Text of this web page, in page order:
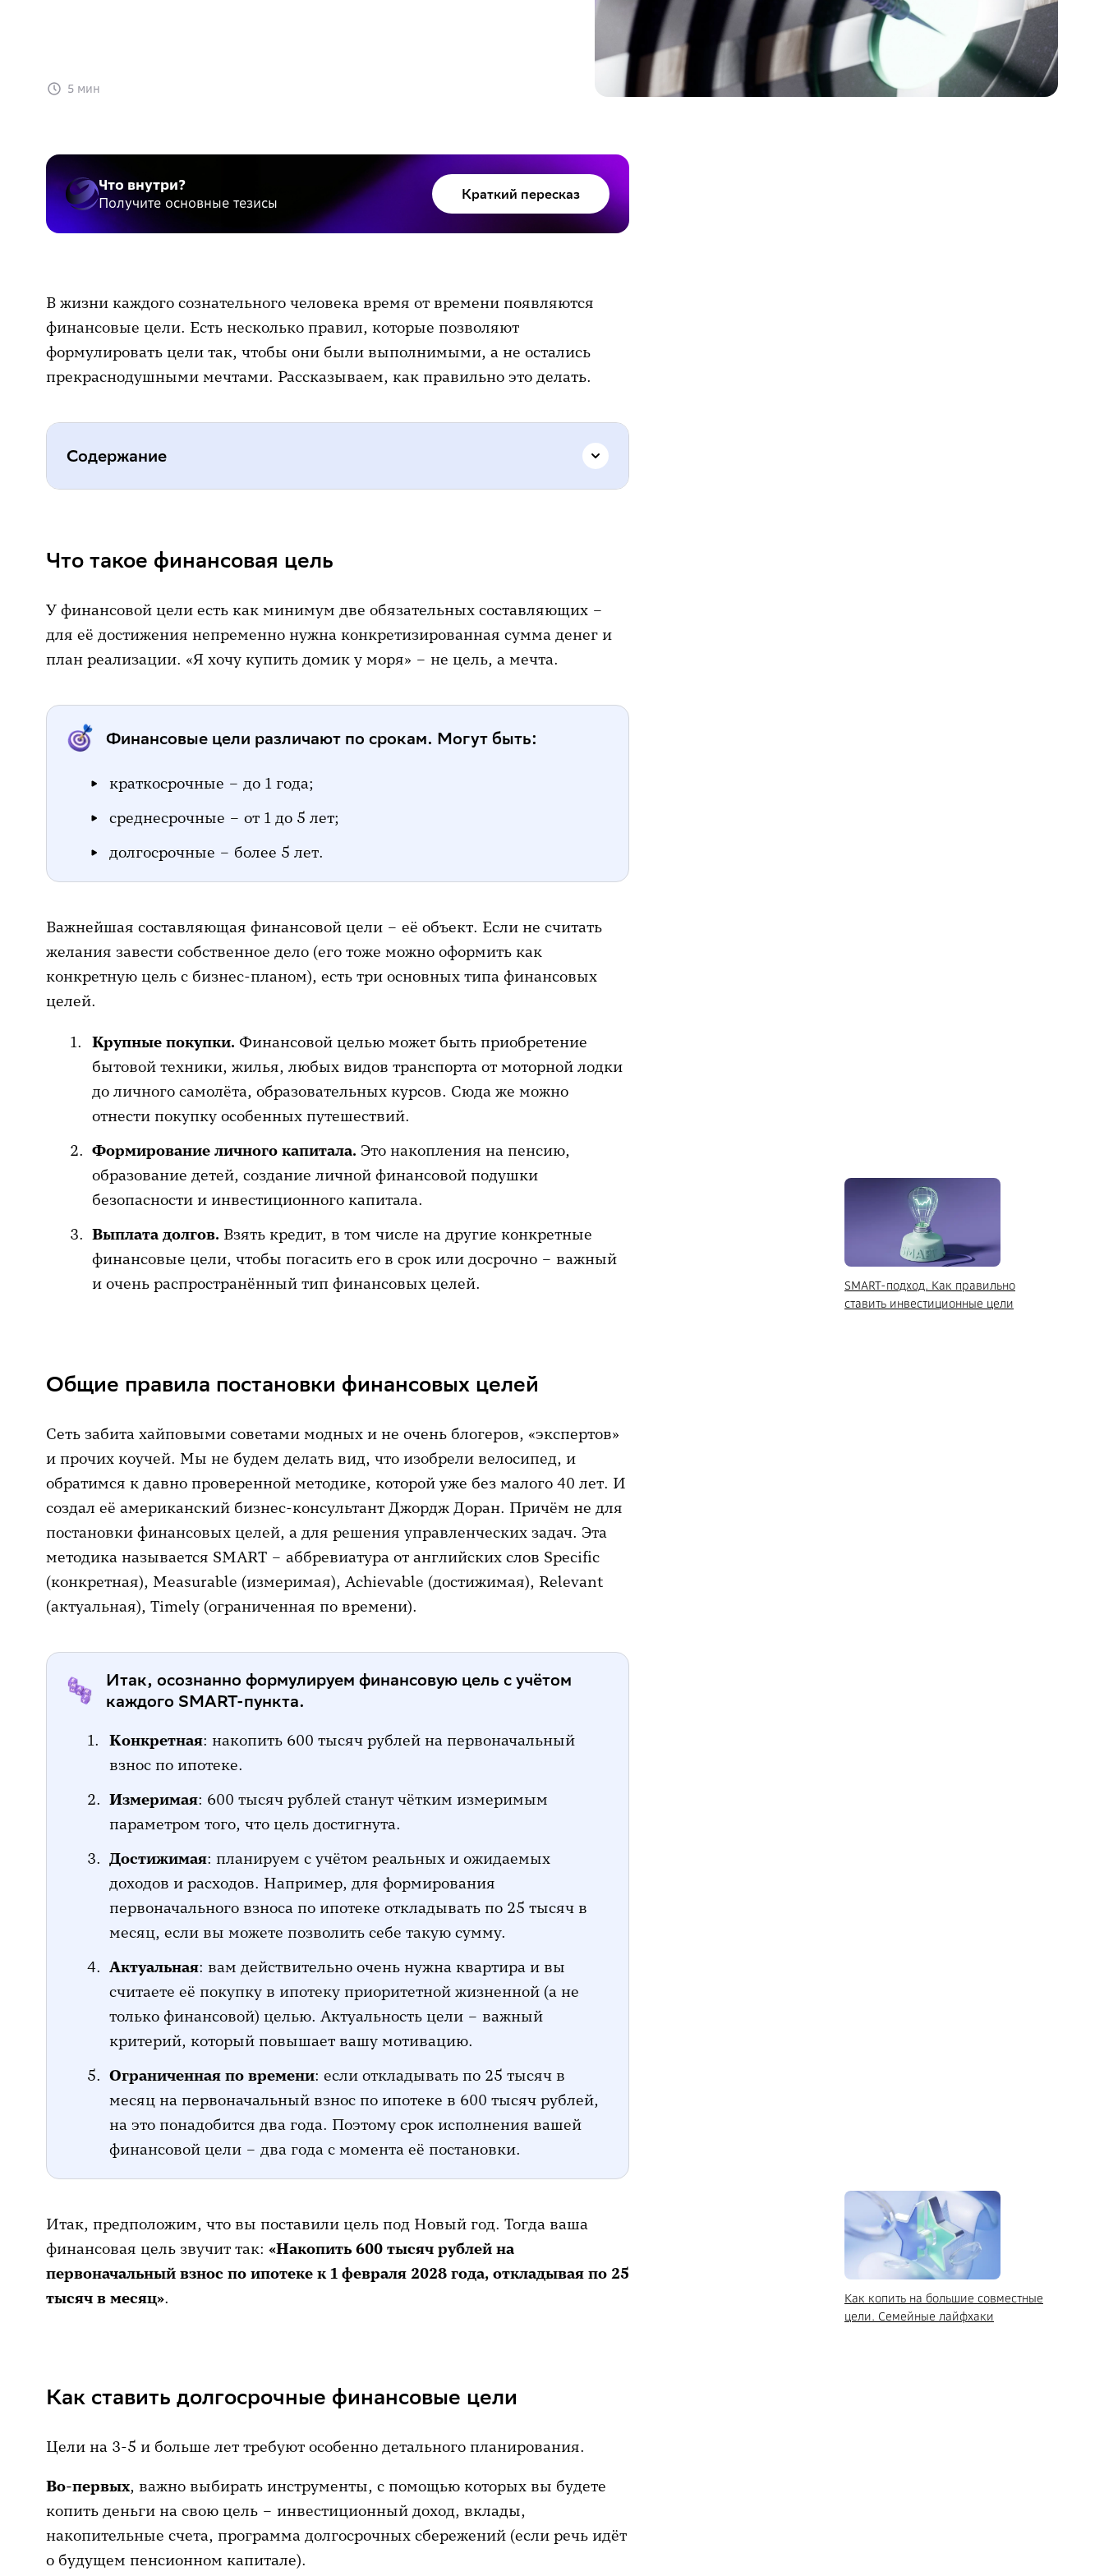
5 мин
Что внутри?
Получите основные тезисы
Краткий пересказ
В жизни каждого сознательного человека время от времени появляются
финансовые цели. Есть несколько правил, которые позволяют
формулировать цели так, чтобы они были выполнимыми, а не остались
прекраснодушными мечтами. Рассказываем, как правильно это делать.
Содержание
Общие правила постановки финансовых целей
Что такое финансовая цель
У финансовой цели есть как минимум две обязательных составляющих –
для её достижения непременно нужна конкретизированная сумма денег и
план реализации. «Я хочу купить домик у моря» – не цель, а мечта.
Финансовые цели различают по срокам. Могут быть:
краткосрочные – до 1 года;
среднесрочные – от 1 до 5 лет;
долгосрочные – более 5 лет.
Важнейшая составляющая финансовой цели – её объект. Если не считать
желания завести собственное дело (его тоже можно оформить как
конкретную цель с бизнес-планом), есть три основных типа финансовых
целей.
Крупные покупки. Финансовой целью может быть приобретение
бытовой техники, жилья, любых видов транспорта от моторной лодки
до личного самолёта, образовательных курсов. Сюда же можно
отнести покупку особенных путешествий.
Формирование личного капитала. Это накопления на пенсию,
образование детей, создание личной финансовой подушки
безопасности и инвестиционного капитала.
Выплата долгов. Взять кредит, в том числе на другие конкретные
финансовые цели, чтобы погасить его в срок или досрочно – важный
и очень распространённый тип финансовых целей.
SMART-подход. Как правильно
ставить инвестиционные цели
Общие правила постановки финансовых целей
Сеть забита хайповыми советами модных и не очень блогеров, «экспертов»
и прочих коучей. Мы не будем делать вид, что изобрели велосипед, и
обратимся к давно проверенной методике, которой уже без малого 40 лет. И
создал её американский бизнес-консультант Джордж Доран. Причём не для
постановки финансовых целей, а для решения управленческих задач. Эта
методика называется SMART – аббревиатура от английских слов Specific
(конкретная), Measurable (измеримая), Achievable (достижимая), Relevant
(актуальная), Timely (ограниченная по времени).
Итак, осознанно формулируем финансовую цель с учётом
каждого SMART-пункта.
Конкретная: накопить 600 тысяч рублей на первоначальный
взнос по ипотеке.
Измеримая: 600 тысяч рублей станут чётким измеримым
параметром того, что цель достигнута.
Достижимая: планируем с учётом реальных и ожидаемых
доходов и расходов. Например, для формирования
первоначального взноса по ипотеке откладывать по 25 тысяч в
месяц, если вы можете позволить себе такую сумму.
Актуальная: вам действительно очень нужна квартира и вы
считаете её покупку в ипотеку приоритетной жизненной (а не
только финансовой) целью. Актуальность цели – важный
критерий, который повышает вашу мотивацию.
Ограниченная по времени: если откладывать по 25 тысяч в
месяц на первоначальный взнос по ипотеке в 600 тысяч рублей,
на это понадобится два года. Поэтому срок исполнения вашей
финансовой цели – два года с момента её постановки.
Итак, предположим, что вы поставили цель под Новый год. Тогда ваша
финансовая цель звучит так: «Накопить 600 тысяч рублей на
первоначальный взнос по ипотеке к 1 февраля 2028 года, откладывая по 25
тысяч в месяц».
Как копить на большие совместные
цели. Семейные лайфхаки
Как ставить долгосрочные финансовые цели
Цели на 3-5 и больше лет требуют особенно детального планирования.
Во-первых, важно выбирать инструменты, с помощью которых вы будете
копить деньги на свою цель – инвестиционный доход, вклады,
накопительные счета, программа долгосрочных сбережений (если речь идёт
о будущем пенсионном капитале).